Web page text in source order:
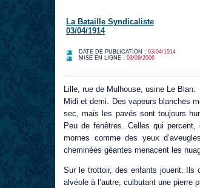
La Bataille Syndicaliste
03/04/1914
DATE DE PUBLICATION : 03/04/1914
MISE EN LIGNE : 03/09/2006
Lille, rue de Mulhouse, usine Le Blan.
Midi et demi. Des vapeurs blanches
sec, mais les pavés sont toujours
Peu de fenêtres. Celles qui
mornes comme des yeux
cheminées géantes menacent les
Sur le trottoir, des enfants jouent. Ils
alvéole à l’autre, culbutant une pierre